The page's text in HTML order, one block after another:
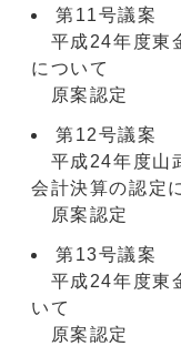
第11号議案
平成24年度東
について
原案認定
第12号議案
平成24年度山
会計決算の認定
原案認定
第13号議案
平成24年度東
いて
原案認定